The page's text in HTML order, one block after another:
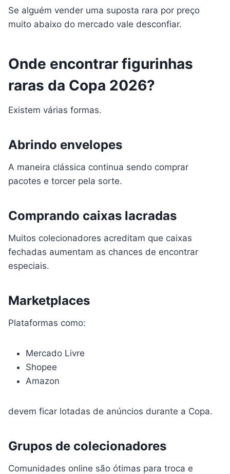
Se alguém vender uma suposta rara por preço
muito abaixo do mercado vale desconfiar.
Onde encontrar figurinhas
raras da Copa 2026?
Existem várias formas.
Abrindo envelopes
A maneira clássica continua sendo comprar
pacotes e torcer pela sorte.
Comprando caixas lacradas
Muitos colecionadores acreditam que caixas
fechadas aumentam as chances de encontrar
especiais.
Marketplaces
Plataformas como:
Mercado Livre
Shopee
Amazon
devem ficar lotadas de anúncios durante a Copa.
Grupos de colecionadores
Comunidades online são ótimas para troca e